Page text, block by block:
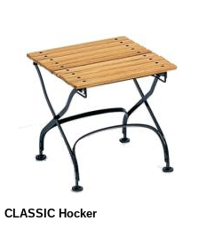
CLASSIC Hocker